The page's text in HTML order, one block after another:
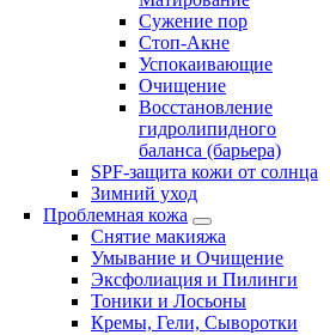
Сужение пор
Стоп-Акне
Успокаивающие
Очищение
Восстановление
гидролипидного
баланса (барьера)
SPF-защита кожи от солнца
Зимний уход
Проблемная кожа
Снятие макияжа
Умывание и Очищение
Эксфолиация и Пилинги
Тоники и Лосьоны
Кремы, Гели, Сыворотки